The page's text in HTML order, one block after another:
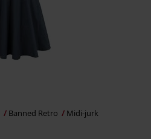
Banned Retro Midi-jurk